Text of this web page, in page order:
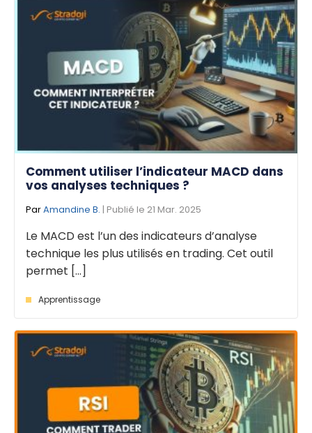
Comment utiliser l’indicateur MACD dans
vos analyses techniques ?
ParAmandine B. | Publié le 21 Mar. 2025
Le MACD est l’un des indicateurs d’analyse
technique les plus utilisés en trading. Cet outil
permet [...]
Apprentissage